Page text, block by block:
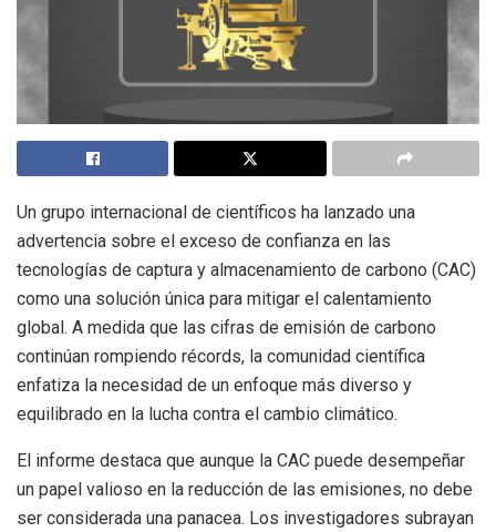
Un grupo internacional de científicos ha lanzado una
advertencia sobre el exceso de confianza en las
tecnologías de captura y almacenamiento de carbono (CAC)
como una solución única para mitigar el calentamiento
global. A medida que las cifras de emisión de carbono
continúan rompiendo récords, la comunidad científica
enfatiza la necesidad de un enfoque más diverso y
equilibrado en la lucha contra el cambio climático.
El informe destaca que aunque la CAC puede desempeñar
un papel valioso en la reducción de las emisiones, no debe
ser considerada una panacea. Los investigadores subrayan